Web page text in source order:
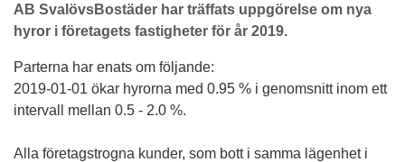
AB SvalövsBostäder har träffats uppgörelse om nya
hyror i företagets fastigheter för år 2019.
Parterna har enats om följande:
2019-01-01 ökar hyrorna med 0.95 % i genomsnitt inom ett
intervall mellan 0.5 - 2.0 %.
Alla företagstrogna kunder, som bott i samma lägenhet i